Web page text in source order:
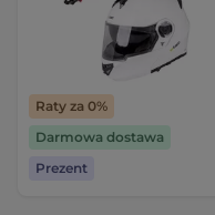
Raty za 0%
Darmowa dostawa
Prezent